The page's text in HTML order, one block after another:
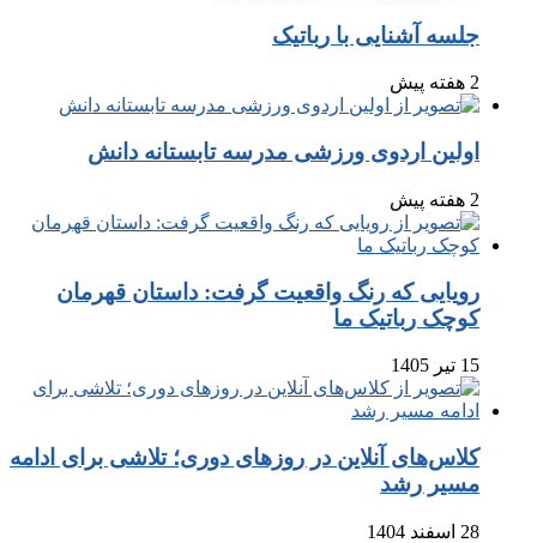
جلسه آشنایی با رباتیک
2 هفته پیش
اولین اردوی ورزشی مدرسه تابستانه دانش
2 هفته پیش
رویایی که رنگ واقعیت گرفت: داستان قهرمان
کوچک رباتیک ما
15 تیر 1405
کلاس‌های آنلاین در روزهای دوری؛ تلاشی برای ادامه
مسیر رشد
28 اسفند 1404